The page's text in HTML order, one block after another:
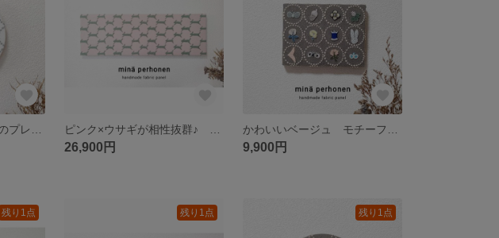
26,900円 9,900円
残り1点 残り1点 残り1点